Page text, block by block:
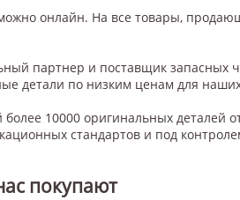
онлайн. На все товары,
партнер и поставщик запасных
детали по низким ценам для
10000 оригинальных деталей
стандартов и под
покупают